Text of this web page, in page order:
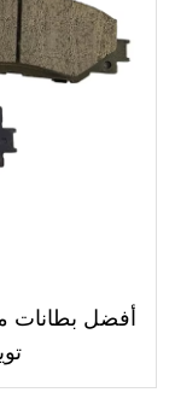
أفضل بطانات